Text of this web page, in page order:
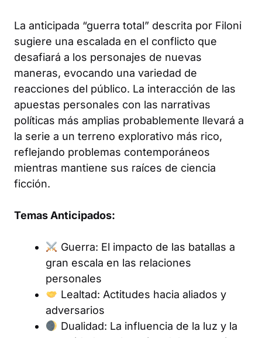
La anticipada “guerra total” descrita por Filoni
sugiere una escalada en el conflicto que
desafiará a los personajes de nuevas
maneras, evocando una variedad de
reacciones del público. La interacción de las
apuestas personales con las narrativas
políticas más amplias probablemente llevará a
la serie a un terreno explorativo más rico,
reflejando problemas contemporáneos
mientras mantiene sus raíces de ciencia
ficción.
Temas Anticipados:
Guerra: El impacto de las batallas a
gran escala en las relaciones
personales
Lealtad: Actitudes hacia aliados y
adversarios
Dualidad: La influencia de la luz y la